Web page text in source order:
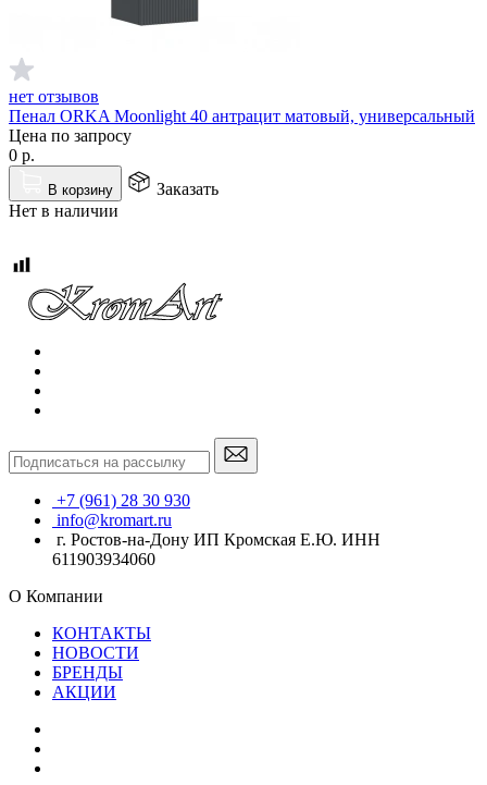
нет отзывов
Пенал ORKA Moonlight 40 антрацит матовый, универсальный
Цена по запросу
0 р.
В корзину
Заказать
Нет в наличии
+7 (961) 28 30 930
info@kromart.ru
г. Ростов-на-Дону ИП Кромская Е.Ю. ИНН
611903934060
О Компании
КОНТАКТЫ
НОВОСТИ
БРЕНДЫ
АКЦИИ